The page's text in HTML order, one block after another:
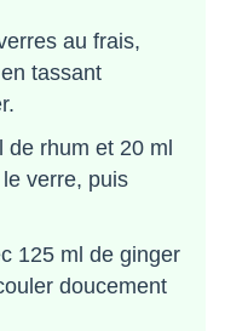
au frais,
tassant
de rhum et 20 ml
verre, puis
125 ml de ginger
doucement